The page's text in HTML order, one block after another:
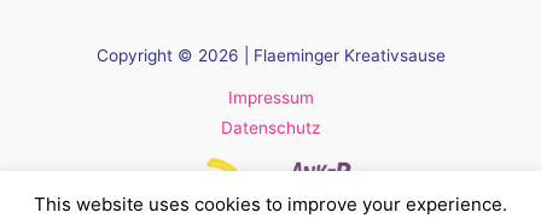
Copyright © 2026 | Flaeminger Kreativsause
Impressum
Datenschutz
This website uses cookies to improve your experience.